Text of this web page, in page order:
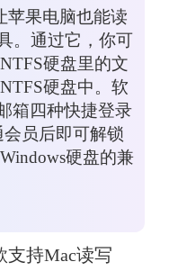
苹果电脑也能读
。通过它，你可
硬盘里的文
硬盘中。软
箱四种快捷登录
员后即可解锁
硬盘的兼
支持Mac读写